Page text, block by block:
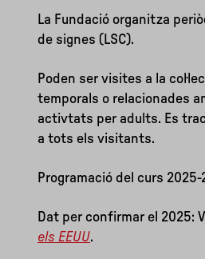
La Fundació organitza
de signes (LSC).
Poden ser visites a la
temporals o relacionades
activtats per adults. Es
a tots els visitants.
Programació del curs 2025-
Dat per confirmar el 2025:
els EEUU.